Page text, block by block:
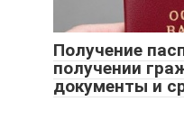
Получение
получении
документы и